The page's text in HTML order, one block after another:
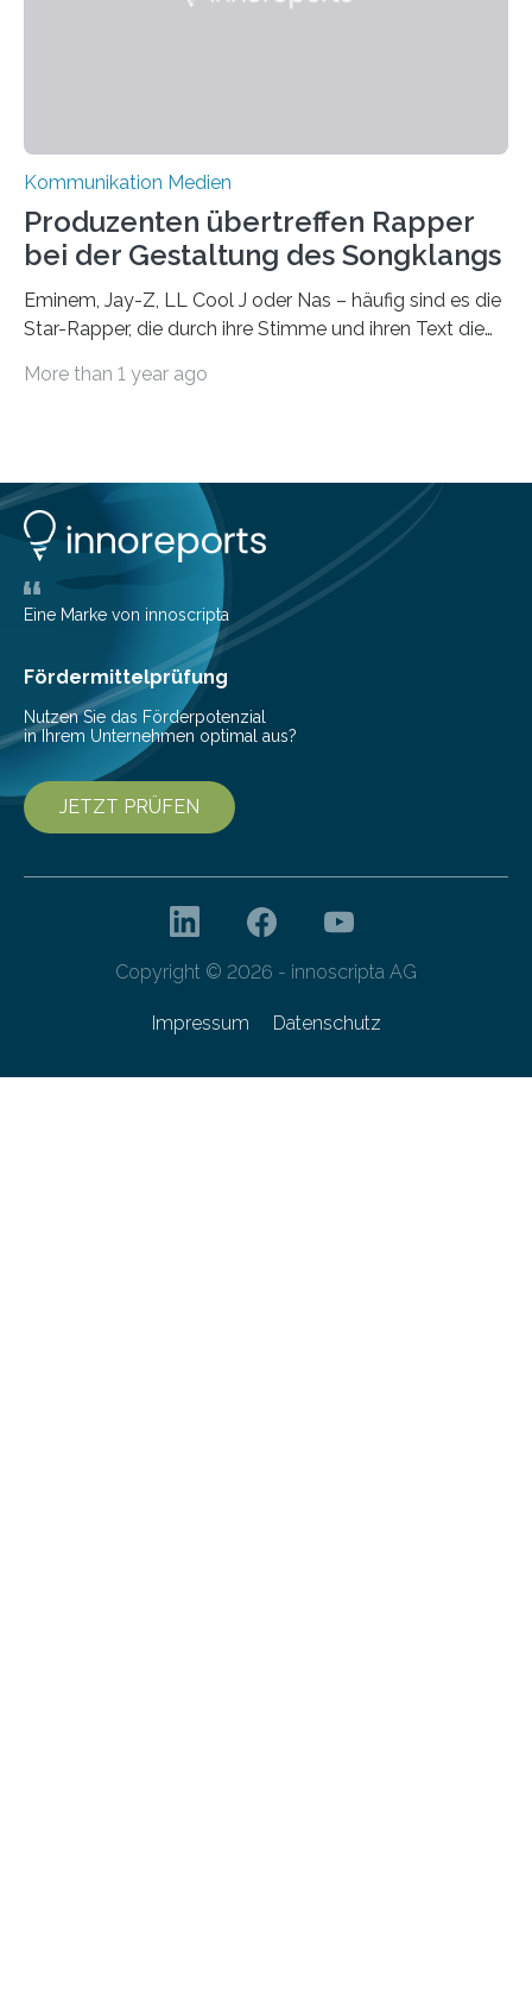
Kommunikation Medien
Produzenten übertreffen Rapper
bei der Gestaltung des Songklangs
Eminem, Jay-Z, LL Cool J oder Nas – häufig sind es die
Star-Rapper, die durch ihre Stimme und ihren Text die
beanspruchen. In der Fachliteratur finden sich bislang
Universität Hamburg konnte nun in einer im Journal of
the Audio Engineering Society veröffentlichten Studie
belegen, dass es eindeutig die Produzenten sind. Um
die…
More than 1 year ago
Eine Marke von innoscripta
Fördermittelprüfung
Nutzen Sie das Förderpotenzial
in Ihrem Unternehmen optimal aus?
JETZT PRÜFEN
Copyright © 2026 - innoscripta AG
Impressum Datenschutz